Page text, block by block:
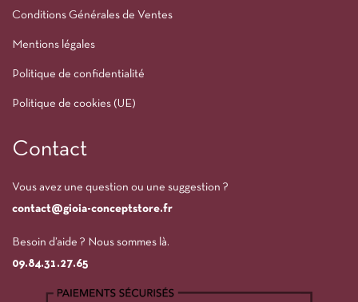
Conditions Générales de Ventes
Mentions légales
Politique de confidentialité
Politique de cookies (UE)
Contact
Vous avez une question ou une suggestion ?
contact@gioia-conceptstore.fr
Besoin d’aide ? Nous sommes là.
09.84.31.27.65